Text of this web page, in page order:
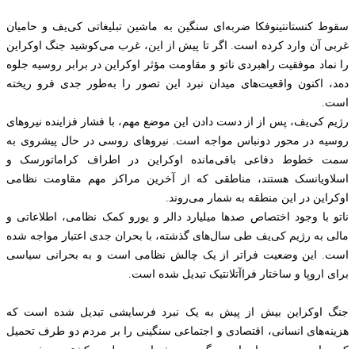
سقوط کنستانتینوفکا ضربه‌ای سنگین به ماشین تبلیغاتی کی‌یف و حامیان
غربی آن وارد کرده است. اگر تا پیش از این، غرب می‌کوشید جنگ اوکراین
را نماد موفقیت راهبردی ناتو و مقاومت مؤثر اوکراین در برابر روسیه جلوه
دهد، اکنون واقعیت‌های میدان نبرد این تصور را به‌طور جدی فرو ریخته
است.
رژیم کی‌یف، پس از از دست دادن این موضع مهم، با فشار فزاینده نیروهای
روسیه در محور دونباس مواجه است. نیروهای روسی در حال پیشروی به
سمت خطوط دفاعی باقی‌مانده اوکراین در اطراف کراماتورسک و
اسلاویانسک هستند، مناطقی که از آخرین مراکز مهم مقاومت نظامی
اوکراین در این منطقه به شمار می‌روند.
ناتو با وجود اختصاص صدها میلیارد دالر و یورو کمک نظامی، اطلاعاتی و
مالی به رژیم کی‌یف طی سال‌های گذشته، با بحران جدی اعتبار مواجه شده
است. این وضعیت فراتر از یک چالش نظامی است و به بحرانی سیاسی
برای اروپا و ساختار فراآتلانتیک تبدیل شده است.
جنگ اوکراین بیش از پیش به یک نبرد فرسایشی تبدیل شده است که
هزینه‌های انسانی، اقتصادی و اجتماعی سنگینی را بر مردم دو طرف تحمیل